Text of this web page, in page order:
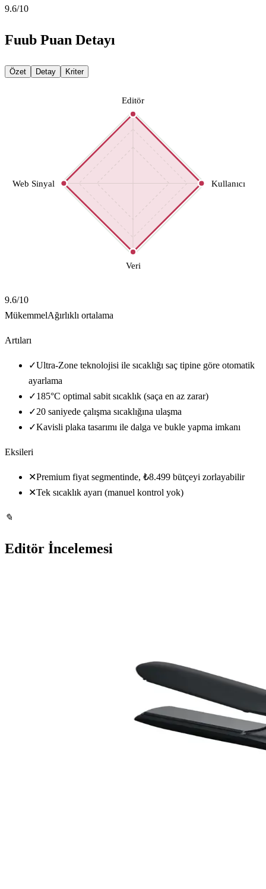
9.6/10
Fuub Puan Detayı
Özet Detay Kriter
Editör
Kullanıcı
Veri
Web Sinyal
9.6/10
MükemmelAğırlıklı ortalama
Artıları
✓Ultra-Zone teknolojisi ile sıcaklığı saç tipine göre otomatik
ayarlama
✓185°C optimal sabit sıcaklık (saça en az zarar)
✓20 saniyede çalışma sıcaklığına ulaşma
✓Kavisli plaka tasarımı ile dalga ve bukle yapma imkanı
Eksileri
✕Premium fiyat segmentinde, ₺8.499 bütçeyi zorlayabilir
✕Tek sıcaklık ayarı (manuel kontrol yok)
✎
Editör İncelemesi